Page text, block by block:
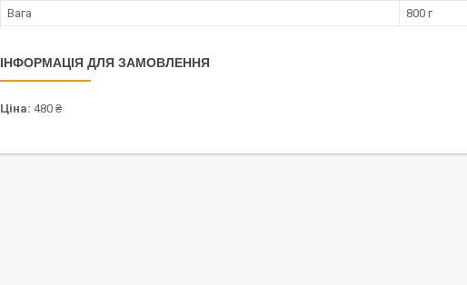
Вага
800 г
ІНФОРМАЦІЯ ДЛЯ ЗАМОВЛЕННЯ
Ціна: 480 ₴